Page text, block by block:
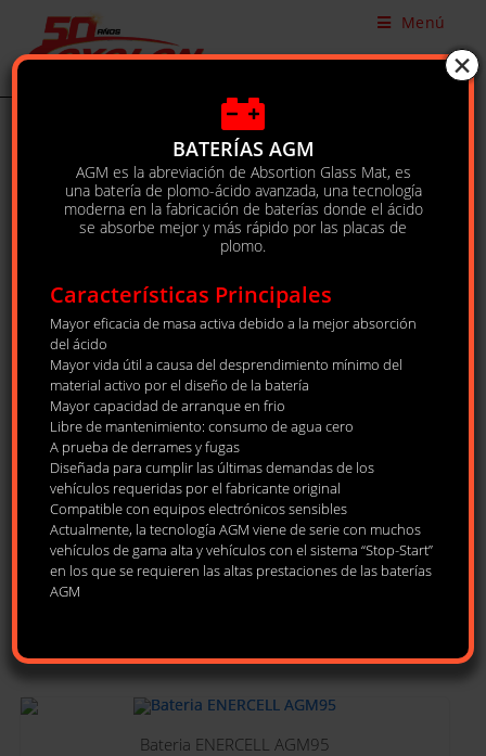
Menú
Baterías AGM
Productos | Baterías AGM
BATERÍAS AGM
batería de plomo-ácido avanzada, una tecnología
moderna en la fabricación de baterías donde el ácido
se absorbe mejor y más rápido por las placas de
plomo.
Orden predeterminado
Bateria ENERCELL AGM95
BATERÍAS AGM
AGM es la abreviación de Absortion Glass Mat, es
una batería de plomo-ácido avanzada, una tecnología
moderna en la fabricación de baterías donde el ácido
se absorbe mejor y más rápido por las placas de
plomo.
Características Principales
Mayor eficacia de masa activa debido a la mejor absorción
del ácido
Mayor vida útil a causa del desprendimiento mínimo del
material activo por el diseño de la batería
Mayor capacidad de arranque en frio
Libre de mantenimiento: consumo de agua cero
A prueba de derrames y fugas
Diseñada para cumplir las últimas demandas de los
vehículos requeridas por el fabricante original
Compatible con equipos electrónicos sensibles
Actualmente, la tecnología AGM viene de serie con muchos
vehículos de gama alta y vehículos con el sistema “Stop-Start”
en los que se requieren las altas prestaciones de las baterías
AGM
×